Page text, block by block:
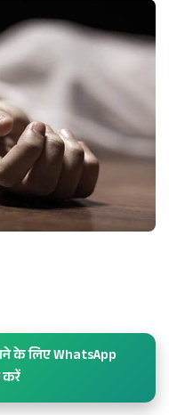
के लिए WhatsApp
करें